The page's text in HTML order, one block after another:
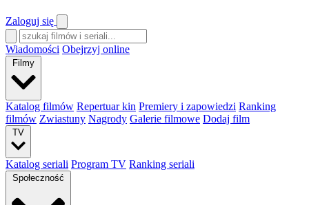
Zaloguj się
Wiadomości Obejrzyj online
Filmy
Katalog filmów Repertuar kin Premiery i zapowiedzi Ranking
filmów Zwiastuny Nagrody Galerie filmowe Dodaj film
TV
Katalog seriali Program TV Ranking seriali
Społeczność